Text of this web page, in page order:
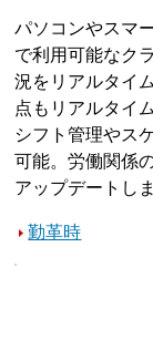
パソコンやスマ
で利用可能なク
況をリアルタイ
点もリアルタイ
シフト管理やス
可能。労働関係
アップデートしま
勤革時